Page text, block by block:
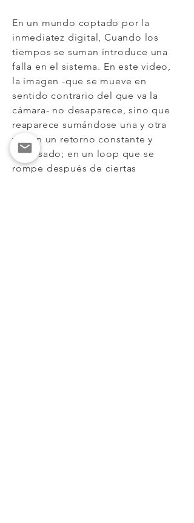
En un mundo coptado por la
inmediatez digital, Cuando los
tiempos se suman introduce una
falla en el sistema. En este video,
la imagen -que se mueve en
sentido contrario del que va la
cámara- no desaparece, sino que
reaparece sumándose una y otra
vez en un retorno constante y
desfasado; en un loop que se
rompe después de ciertas